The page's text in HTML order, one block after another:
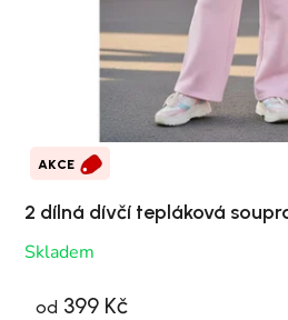
AKCE
2 dílná dívčí tepláková
Skladem
od 399 Kč